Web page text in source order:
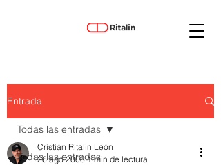
Entrada
Todas las entradas
Todas las entradas
Cristián Ritalin León
26 ago 2006 1 min de lectura